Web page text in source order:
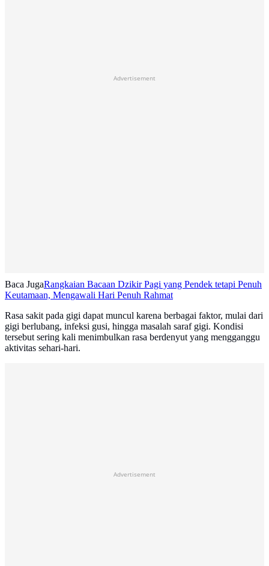
Advertisement
Baca JugaRangkaian Bacaan Dzikir Pagi yang Pendek tetapi Penuh
Keutamaan, Mengawali Hari Penuh Rahmat
Rasa sakit pada gigi dapat muncul karena berbagai faktor, mulai dari
gigi berlubang, infeksi gusi, hingga masalah saraf gigi. Kondisi
tersebut sering kali menimbulkan rasa berdenyut yang mengganggu
aktivitas sehari-hari.
Advertisement